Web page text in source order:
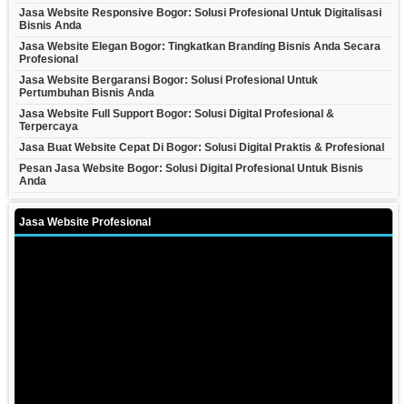
Jasa Website Responsive Bogor: Solusi Profesional Untuk Digitalisasi
Bisnis Anda
Jasa Website Elegan Bogor: Tingkatkan Branding Bisnis Anda Secara
Profesional
Jasa Website Bergaransi Bogor: Solusi Profesional Untuk
Pertumbuhan Bisnis Anda
Jasa Website Full Support Bogor: Solusi Digital Profesional &
Terpercaya
Jasa Buat Website Cepat Di Bogor: Solusi Digital Praktis & Profesional
Pesan Jasa Website Bogor: Solusi Digital Profesional Untuk Bisnis
Anda
Jasa Website Profesional